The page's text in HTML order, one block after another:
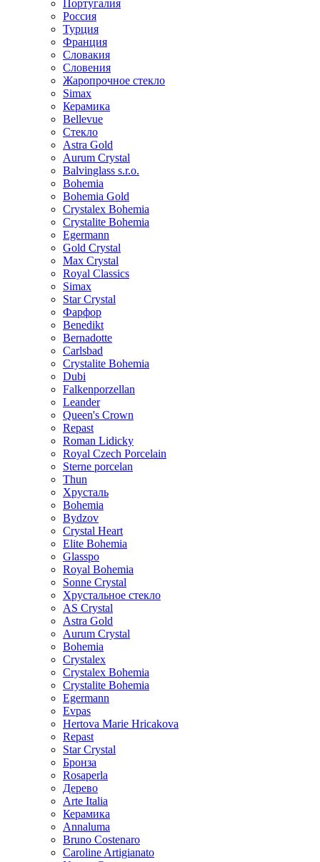
Португалия
Россия
Турция
Франция
Словакия
Словения
Жаропрочное стекло
Simax
Керамика
Bellevue
Стекло
Astra Gold
Aurum Crystal
Balvinglass s.r.o.
Bohemia
Bohemia Gold
Crystalex Bohemia
Crystalite Bohemia
Egermann
Gold Crystal
Max Crystal
Royal Classics
Simax
Star Crystal
Фарфор
Benedikt
Bernadotte
Carlsbad
Crystalite Bohemia
Dubi
Falkenporzellan
Leander
Queen's Crown
Repast
Roman Lidicky
Royal Czech Porcelain
Sterne porcelan
Thun
Хрусталь
Bohemia
Bydzov
Crystal Heart
Elite Bohemia
Glasspo
Royal Bohemia
Sonne Crystal
Хрустальное стекло
AS Crystal
Astra Gold
Aurum Crystal
Bohemia
Crystalex
Crystalex Bohemia
Crystalite Bohemia
Egermann
Evpas
Hertova Marie Hricakova
Repast
Star Crystal
Бронза
Rosaperla
Дерево
Arte Italia
Керамика
Annaluma
Bruno Costenaro
Caroline Artigianato